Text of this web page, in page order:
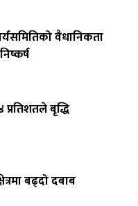
वैधानिकता
बृद्धि
बढ्दो दबाब